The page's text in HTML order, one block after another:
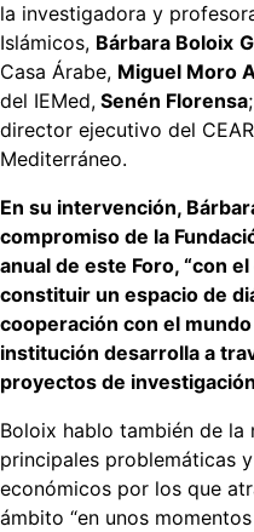
la investigadora y
Islámicos, Bárbara Boloix
Casa Árabe, Miguel Moro
del IEMed, Senén Florensa;
director ejecutivo del
Mediterráneo.
En su intervención,
compromiso de la
anual de este Foro, “con
constituir un espacio de
cooperación con el
institución desarrolla a
proyectos de
Boloix hablo también de
principales problemáticas
económicos por los que
ámbito “en unos